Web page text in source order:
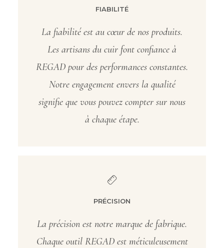
FIABILITÉ
La fiabilité est au cœur de nos produits.
Les artisans du cuir font confiance à
REGAD pour des performances constantes.
Notre engagement envers la qualité
signifie que vous pouvez compter sur nous
à chaque étape.
PRÉCISION
La précision est notre marque de fabrique.
Chaque outil REGAD est méticuleusement